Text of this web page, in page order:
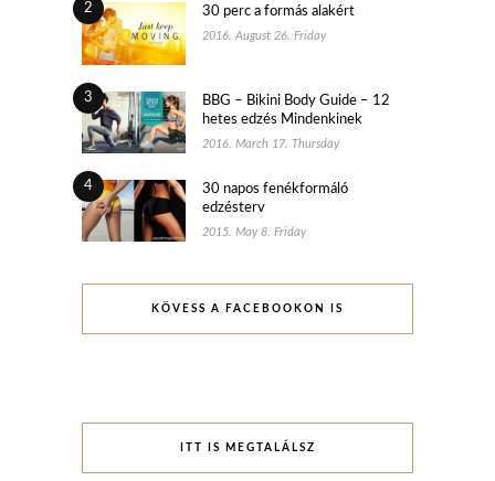
2 30 perc a formás alakért
2016. August 26. Friday
3
BBG – Bikini Body Guide – 12
hetes edzés Mindenkinek
2016. March 17. Thursday
4
30 napos fenékformáló
edzésterv
2015. May 8. Friday
KÖVESS A FACEBOOKON IS
ITT IS MEGTALÁLSZ